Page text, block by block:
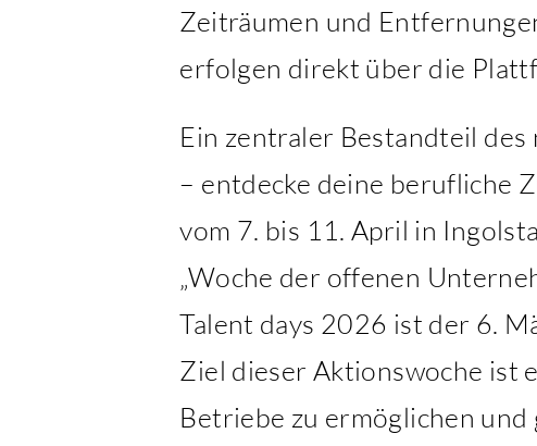
Zeiträumen und
erfolgen direkt über die
Ein zentraler Bestandteil des
– entdecke deine berufliche
vom 7. bis 11. April in
„Woche der offenen
Talent days 2026 ist der 6.
Ziel dieser Aktionswoche ist
Betriebe zu ermöglichen und